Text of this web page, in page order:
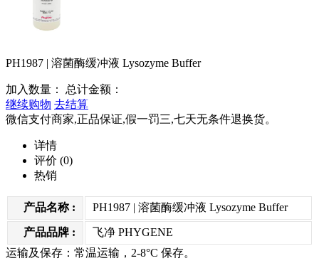
PH1987 | 溶菌酶缓冲液 Lysozyme Buffer
加入数量： 总计金额：
继续购物 去结算
微信支付商家,正品保证,假一罚三,七天无条件退换货。
详情
评价 (0)
热销
产品名称 : PH1987 | 溶菌酶缓冲液 Lysozyme Buffer
产品品牌 :
飞净 PHYGENE
运输及保存：常温运输，2-8°C 保存。